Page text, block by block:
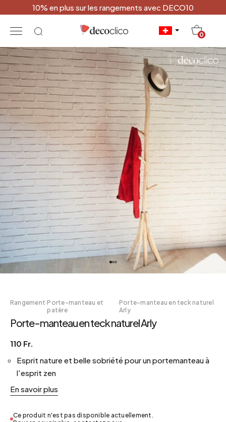
10% en plus sur les rangements avec DECO10
0
Rangement·Porte-manteau et
patère
·Porte-manteau en teck naturel
Arly
Porte-manteau en teck naturel Arly
110 Fr.
Esprit nature et belle sobriété pour un portemanteau à
l'esprit zen
En savoir plus
Ce produit n'est pas disponible actuellement.